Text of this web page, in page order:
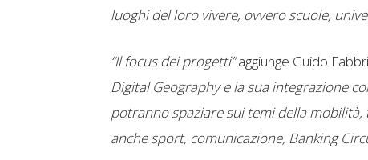
luoghi del loro vivere, ovvero scuole,
“Il focus dei progetti”aggiunge Guido
Digital Geography e la sua integrazione
potranno spaziare sui temi della
anche sport, comunicazione, Banking